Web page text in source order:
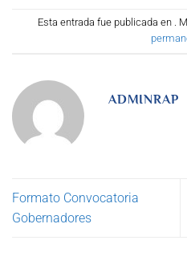
Esta entrada fue publicada en .
ADMINRAP
Formato Convocatoria
Gobernadores